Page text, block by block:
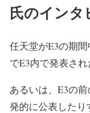
氏のインタ
任天堂がE3の期
でE3内で発表さ
あるいは、E3の
発的に公表したり